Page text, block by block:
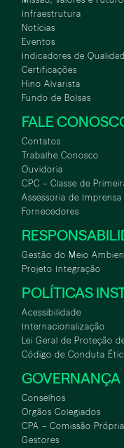
Infraestrutura
Notícias
Eventos
Indicadores de
Certificações
Hino Alvarista
Fundo de Bolsas
FALE
Contatos
Trabalhe Conosco
Ouvidoria
CPC – Classe de
Assessoria de Imprensa
Fornecedores
Gestão do Meio
Projeto Integração
POLÍTICAS
Acessibilidade
Internacionalização
Lei Geral de Proteção
Código de Conduta
GOVERNANÇA
Conselhos
Orgãos Colegiados
CPA – Comissão
Gestores